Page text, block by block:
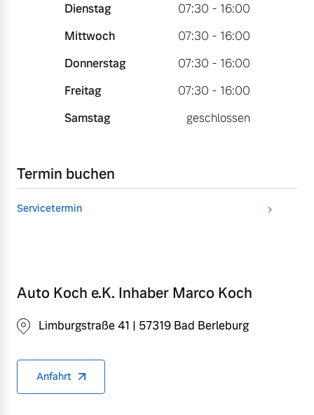
Dienstag
07:30 - 16:00
Mittwoch
07:30 - 16:00
Donnerstag
07:30 - 16:00
Freitag
07:30 - 16:00
Samstag
geschlossen
Termin buchen
Servicetermin
Auto Koch e.K. Inhaber Marco Koch
Limburgstraße 41 | 57319 Bad Berleburg
Anfahrt